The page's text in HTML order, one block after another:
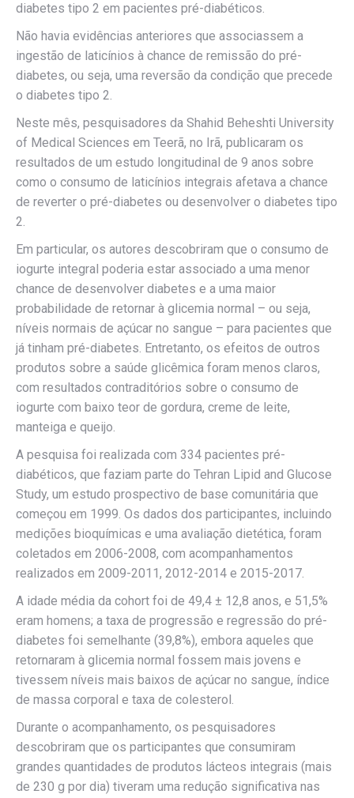
diabetes tipo 2 em pacientes pré-diabéticos.
Não havia evidências anteriores que associassem a
ingestão de laticínios à chance de remissão do pré-
diabetes, ou seja, uma reversão da condição que precede
o diabetes tipo 2.
Neste mês, pesquisadores da Shahid Beheshti University
of Medical Sciences em Teerã, no Irã, publicaram os
resultados de um estudo longitudinal de 9 anos sobre
como o consumo de laticínios integrais afetava a chance
de reverter o pré-diabetes ou desenvolver o diabetes tipo
2.
Em particular, os autores descobriram que o consumo de
iogurte integral poderia estar associado a uma menor
chance de desenvolver diabetes e a uma maior
probabilidade de retornar à glicemia normal – ou seja,
níveis normais de açúcar no sangue – para pacientes que
já tinham pré-diabetes. Entretanto, os efeitos de outros
produtos sobre a saúde glicêmica foram menos claros,
com resultados contraditórios sobre o consumo de
iogurte com baixo teor de gordura, creme de leite,
manteiga e queijo.
A pesquisa foi realizada com 334 pacientes pré-
diabéticos, que faziam parte do Tehran Lipid and Glucose
Study, um estudo prospectivo de base comunitária que
começou em 1999. Os dados dos participantes, incluindo
medições bioquímicas e uma avaliação dietética, foram
coletados em 2006-2008, com acompanhamentos
realizados em 2009-2011, 2012-2014 e 2015-2017.
A idade média da cohort foi de 49,4 ± 12,8 anos, e 51,5%
eram homens; a taxa de progressão e regressão do pré-
diabetes foi semelhante (39,8%), embora aqueles que
retornaram à glicemia normal fossem mais jovens e
tivessem níveis mais baixos de açúcar no sangue, índice
de massa corporal e taxa de colesterol.
Durante o acompanhamento, os pesquisadores
descobriram que os participantes que consumiram
grandes quantidades de produtos lácteos integrais (mais
de 230 g por dia) tiveram uma redução significativa nas